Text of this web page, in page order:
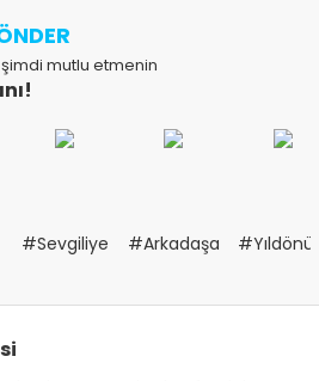
mutlu etmenin
#Sevgiliye #Arkadaşa